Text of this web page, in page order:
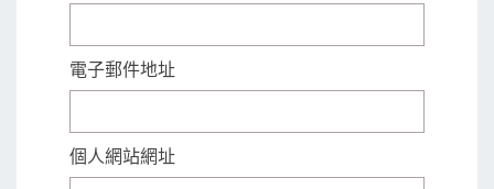
電子郵件地址
個人網站網址